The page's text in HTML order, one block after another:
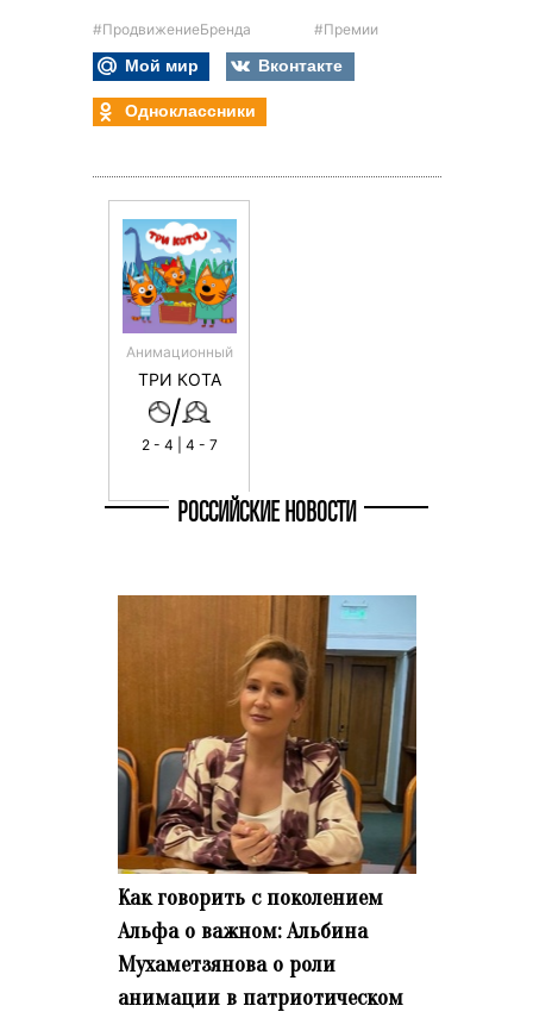
#ПродвижениеБренда #Премии
Мой мир
Вконтакте
Одноклассники
Анимационный
ТРИ КОТА
/
2 - 4 | 4 - 7
РОССИЙСКИЕ НОВОСТИ
Как говорить с поколением
Альфа о важном: Альбина
Мухаметзянова о роли
анимации в патриотическом